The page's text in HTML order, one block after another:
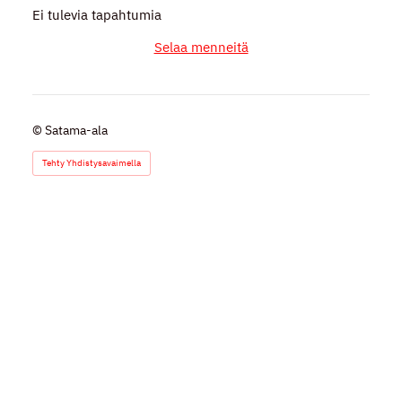
Ei tulevia tapahtumia
Selaa menneitä
© Satama-ala
Tehty Yhdistysavaimella